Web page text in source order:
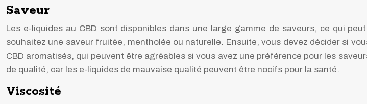
Saveur
Les e-liquides au CBD sont disponibles dans une large gamme de saveurs, ce qui
souhaitez une saveur fruitée, mentholée ou naturelle. Ensuite, vous devez décider si
CBD aromatisés, qui peuvent être agréables si vous avez une préférence pour les
de qualité, car les e-liquides de mauvaise qualité peuvent être nocifs pour la santé.
Viscosité